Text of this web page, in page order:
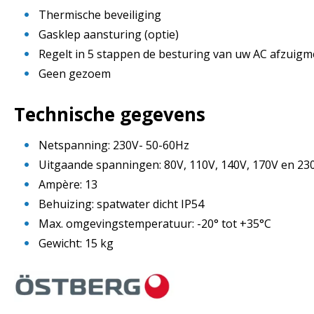
Thermische beveiliging
Gasklep aansturing (optie)
Regelt in 5 stappen de besturing van uw AC
Geen gezoem
Technische gegevens
Netspanning: 230V- 50-60Hz
Uitgaande spanningen: 80V, 110V, 140V, 170V en
Ampère: 13
Behuizing: spatwater dicht IP54
Max. omgevingstemperatuur: -20° tot +35°C
Gewicht: 15 kg